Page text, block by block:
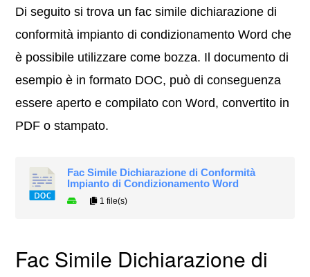
Di seguito si trova un fac simile dichiarazione di
conformità impianto di condizionamento Word che
è possibile utilizzare come bozza. Il documento di
esempio è in formato DOC, può di conseguenza
essere aperto e compilato con Word, convertito in
PDF o stampato.
Fac Simile Dichiarazione di Conformità
Impianto di Condizionamento Word
1 file(s)
Fac Simile Dichiarazione di